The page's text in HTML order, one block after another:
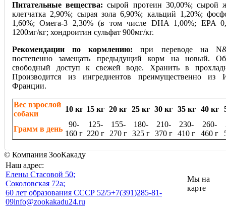
Питательные вещества: сырой протеин 30,00%; сырой
клетчатка 2,90%; сырая зола 6,90%; кальций 1,20%;
1,60%; Омега-3 2,30% (в том числе DHA 1,00%; EPA
1200мг/кг; хондроитин сульфат 900мг/кг.
Рекомендации по кормлению: при переводе на
постепенно замещать предыдущий корм на новый.
свободный доступ к свежей воде. Хранить в
Производится из ингредиентов преимущественно
Франции.
Вес взрослой
собаки
10 кг 15 кг 20 кг 25 кг 30 кг 35 кг 40 кг
Грамм в день
90-
160 г
125-
220 г
155-
270 г
180-
325 г
210-
370 г
230-
410 г
260-
460 г
© Компания ЗооКакаду
Наш адрес:
Eлены Стасовой 50;
Соколовская 72а;
60 лет образования СССР 52/5+7(391)285-81-
09info@zookakadu24.ru
Мы на
карте